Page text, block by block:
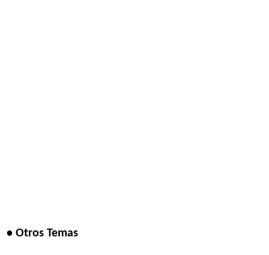
• Otros Temas